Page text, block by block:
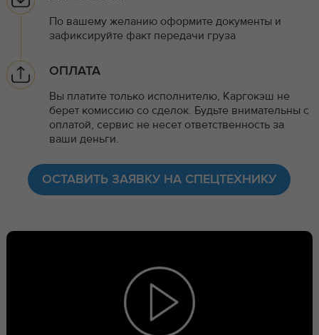
По вашему желанию оформите документы и
зафиксируйте факт передачи груза
ОПЛАТА
Вы платите только исполнителю, Каргокэш не
берет комиссию со сделок. Будьте внимательны с
оплатой, сервис не несет ответственность за
ваши деньги.
ОСТАВИТЬ ЗАЯВКУ НА СПЕЦТЕХНИКУ